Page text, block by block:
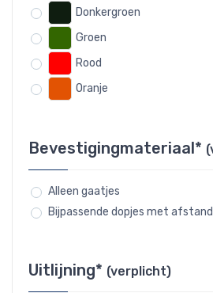
Donkergroen
Groen
Rood
Oranje
Bevestigingmateriaal*
Alleen gaatjes
Bijpassende dopjes met
Uitlijning* (verplicht)